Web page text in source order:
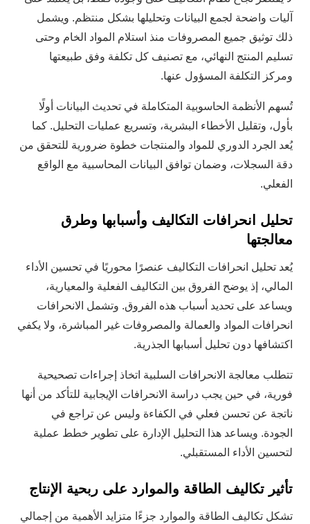
آليات واضحة لجمع البيانات وتحليلها بشكل منتظم. ويشمل
ذلك توثيق جميع المصروفات منذ استلام المواد الخام وحتى
تسليم المنتج النهائي، مع تصنيف كل تكلفة وفق طبيعتها
ومركز التكلفة المسؤول عنها.
تُسهم الأنظمة الحاسوبية المتكاملة في تحديث البيانات أولًا
بأول، وتقليل الأخطاء البشرية، وتسريع عمليات التحليل. كما
يُعد الجرد الدوري للمواد والمنتجات خطوة ضرورية للتحقق من
دقة السجلات، وضمان توافق البيانات المحاسبية مع الواقع
الفعلي.
تحليل انحرافات التكاليف وأسبابها وطرق
معالجتها
يُعد تحليل انحرافات التكاليف عنصرًا محوريًا في تحسين الأداء
المالي، إذ يوضح الفروق بين التكاليف الفعلية والمعيارية،
ويساعد على تحديد أسباب هذه الفروق. وتشمل الانحرافات
انحرافات المواد والعمالة والمصروفات غير المباشرة، ولا يكفي
اكتشافها دون تحليل أسبابها الجذرية.
تتطلب معالجة الانحرافات السلبية اتخاذ إجراءات تصحيحية
فورية، في حين يجب دراسة الانحرافات الإيجابية للتأكد من أنها
ناتجة عن تحسن فعلي في الكفاءة وليس عن تراجع في
الجودة. ويساعد هذا التحليل الإدارة على تطوير خطط عملية
لتحسين الأداء المستقبلي.
تأثير تكاليف الطاقة والموارد على ربحية الإنتاج
تشكل تكاليف الطاقة والموارد جزءًا متزايد الأهمية من إجمالي